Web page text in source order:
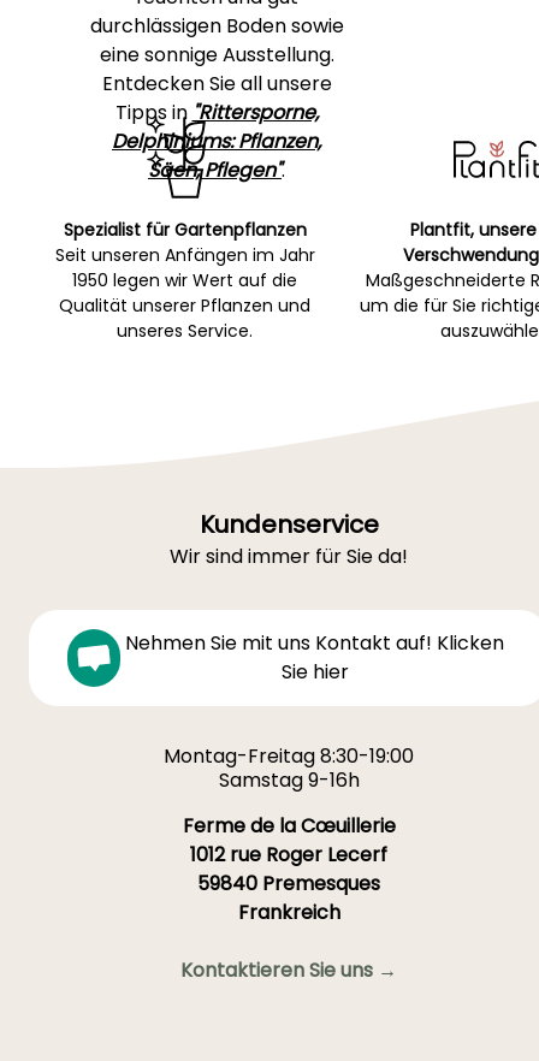
durchlässigen Boden sowie
eine sonnige Ausstellung.
Entdecken Sie all unsere
Tipps in "Rittersporne,
Delphiniums: Pflanzen,
Säen, Pflegen".
Spezialist für Gartenpflanzen
Seit unseren Anfängen im Jahr
1950 legen wir Wert auf die
Qualität unserer Pflanzen und
unseres Service.
Plantfit,
Maßgeschneiderte
um die für Sie
Kundenservice
Wir sind immer für Sie da!
Nehmen Sie mit uns Kontakt auf! Klicken
Sie hier
Montag-Freitag 8:30-19:00
Samstag 9-16h
Ferme de la Cœuillerie
1012 rue Roger Lecerf
59840 Premesques
Frankreich
Kontaktieren Sie uns →